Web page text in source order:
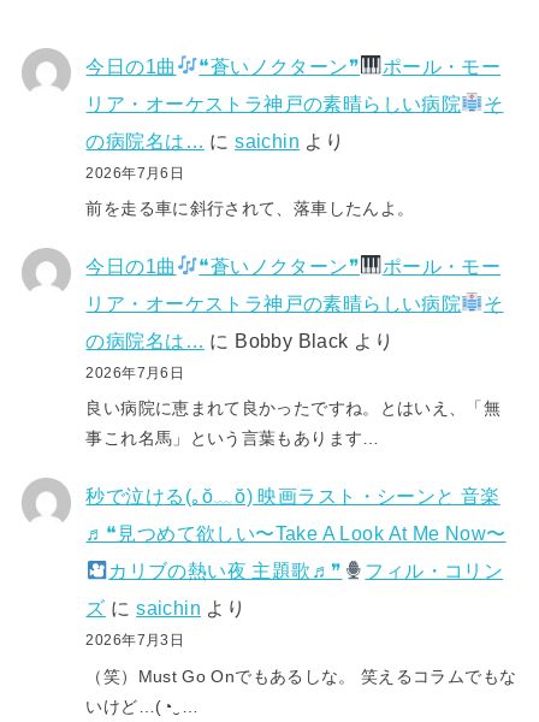
今日の1曲 ❝蒼いノクターン❞
ポール・モー
リア・オーケストラ神戸の素晴らしい病院
そ
の病院名は… にsaichin より
2026年7月6日
前を走る車に斜行されて、落車したんよ。
今日の1曲 ❝蒼いノクターン❞
ポール・モー
リア・オーケストラ神戸の素晴らしい病院
そ
の病院名は… に Bobby Black より
2026年7月6日
良い病院に恵まれて良かったですね。とはいえ、「無
事これ名馬」という言葉もあります…
秒で泣ける(⁠｡⁠ŏ⁠﹏⁠ŏ⁠) 映画ラスト・シーンと 音楽
♬❝見つめて欲しい〜Take A Look At Me Now〜
カリブの熱い夜 主題歌♬❞
フィル・コリン
ズ にsaichin より
2026年7月3日
（笑）Must Go Onでもあるしな。 笑えるコラムでもな
いけど…(⁠◔⁠‿⁠…